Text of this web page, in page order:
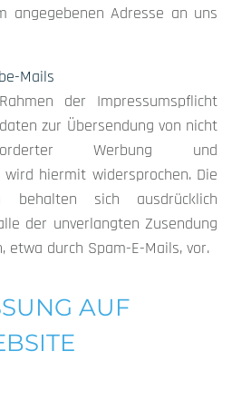
angegebenen Adresse an uns
Mails
der Impressumspflicht
zur Übersendung von nicht
Werbung und
hiermit widersprochen. Die
sich ausdrücklich
der unverlangten Zusendung
etwa durch Spam-E-Mails, vor.
AUF